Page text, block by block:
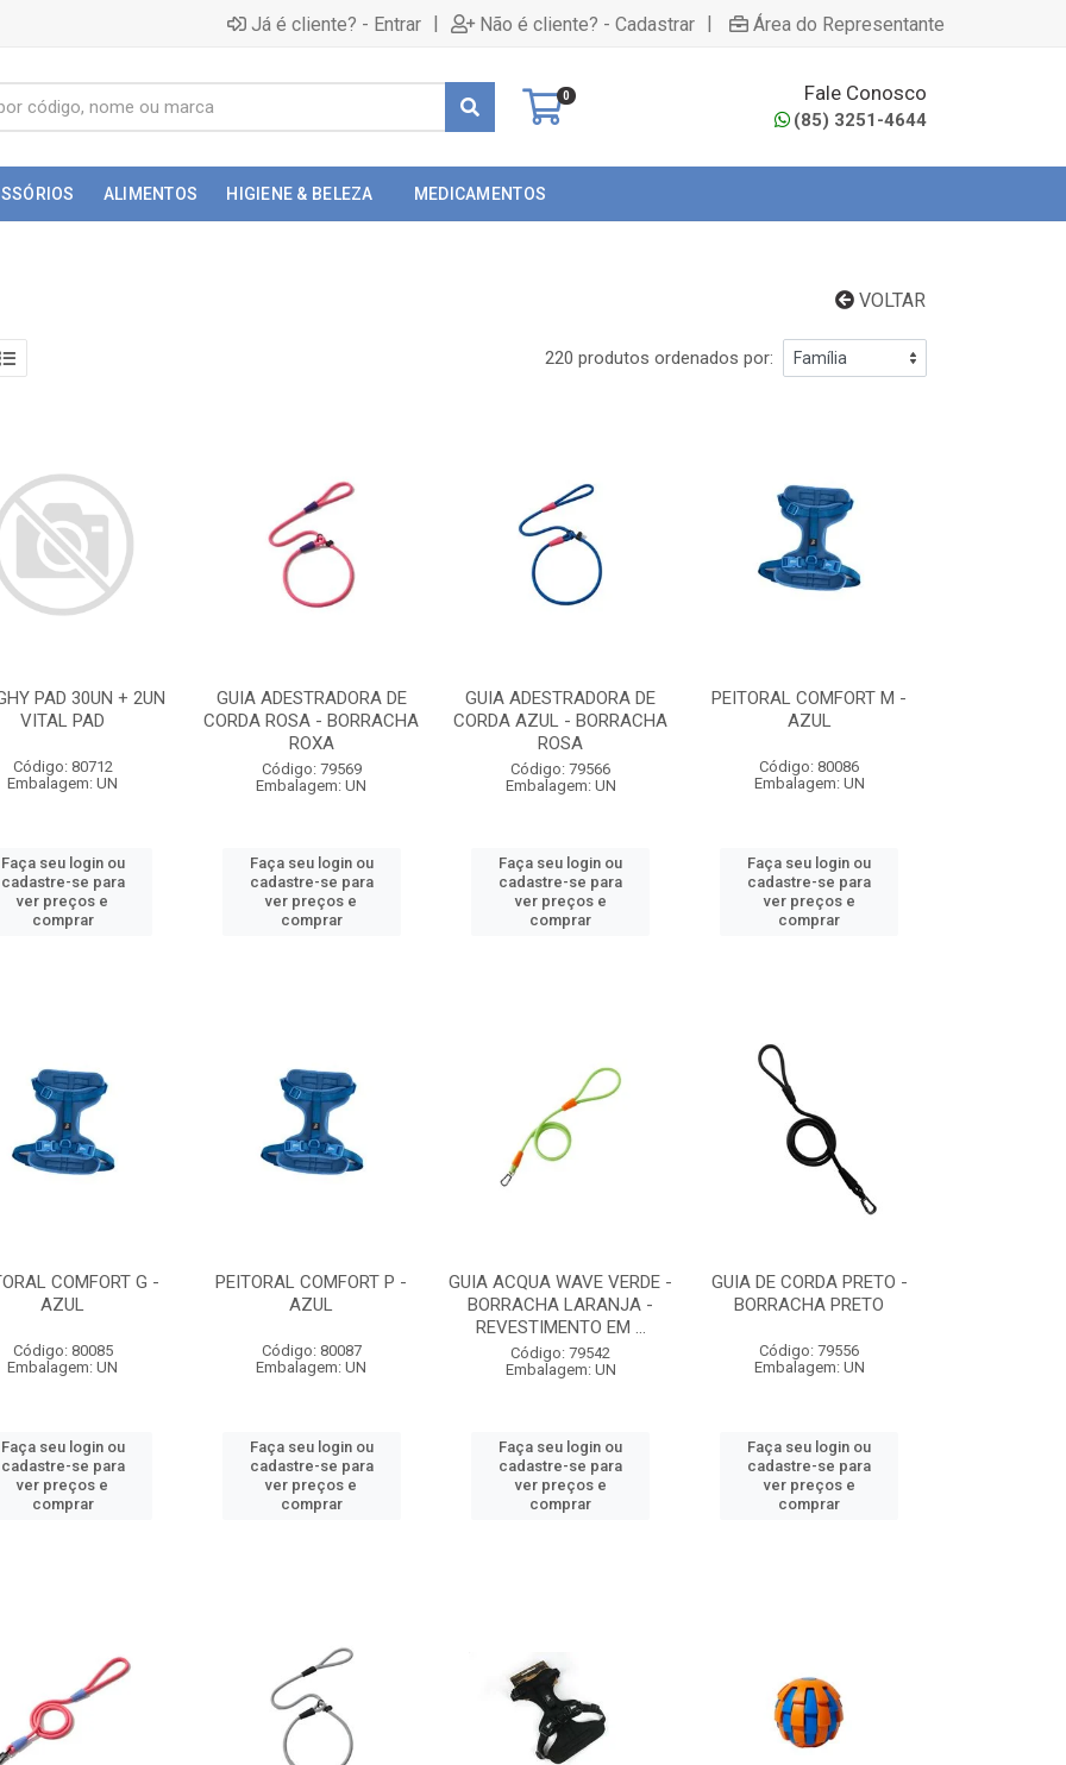
Já é cliente? - Entrar | Não é cliente? - Cadastrar | Área do Representante
0 Fale Conosco
(85) 3251-4644
ALIMENTOS HIGIENE & BELEZA MEDICAMENTOS
VOLTAR
220 produtos ordenados por:
PAD 30UN + 2UN
VITAL PAD
Código: 80712
Embalagem: UN
Faça seu login ou
cadastre-se para
ver preços e
comprar
GUIA ADESTRADORA DE
CORDA ROSA - BORRACHA
ROXA
Código: 79569
Embalagem: UN
Faça seu login ou
cadastre-se para
ver preços e
comprar
GUIA ADESTRADORA DE
CORDA AZUL - BORRACHA
ROSA
Código: 79566
Embalagem: UN
Faça seu login ou
cadastre-se para
ver preços e
comprar
PEITORAL COMFORT M -
AZUL
Código: 80086
Embalagem: UN
Faça seu login ou
cadastre-se para
ver preços e
comprar
COMFORT G -
AZUL
Código: 80085
Embalagem: UN
Faça seu login ou
cadastre-se para
ver preços e
comprar
PEITORAL COMFORT P -
AZUL
Código: 80087
Embalagem: UN
Faça seu login ou
cadastre-se para
ver preços e
comprar
GUIA ACQUA WAVE VERDE -
BORRACHA LARANJA -
REVESTIMENTO EM ...
Código: 79542
Embalagem: UN
Faça seu login ou
cadastre-se para
ver preços e
comprar
GUIA DE CORDA PRETO -
BORRACHA PRETO
Código: 79556
Embalagem: UN
Faça seu login ou
cadastre-se para
ver preços e
comprar